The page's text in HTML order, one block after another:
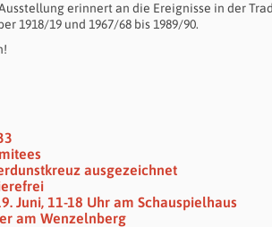
erinnert an die Ereignisse in der
1918/19 und 1967/68 bis 1989/90.
ausgezeichnet
Juni, 11-18 Uhr am Schauspielhaus
am Wenzelnberg